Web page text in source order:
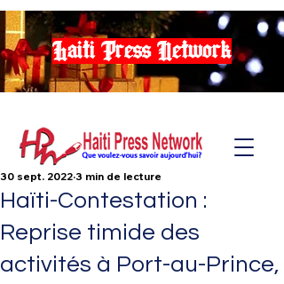
Haiti Press Network
Haïti-Contestation :
Reprise timide des
activités à Port-au-Prince,
30 sept. 2022 3 min de lecture